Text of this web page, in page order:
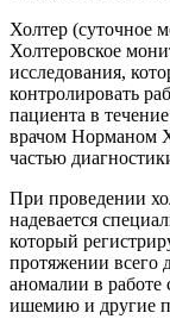
Холтер (суточное
Холтеровское
исследования,
контролировать
пациента в
врачом Норманом
частью
При проведении
надевается
который
протяжении всего
аномалии в работе
ишемию и другие